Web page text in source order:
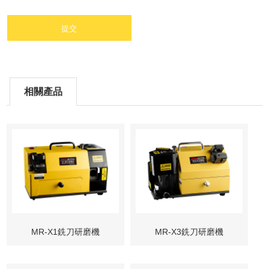
相關產品
MR-X1銑刀研磨機 MR-X3銑刀研磨機